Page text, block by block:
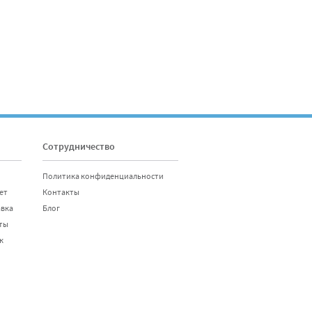
Сотрудничество
Политика конфиденциальности
Контакты
Блог